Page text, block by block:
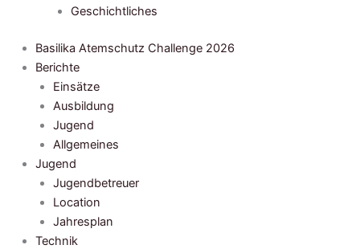
Geschichtliches
Basilika Atemschutz Challenge 2026
Berichte
Einsätze
Ausbildung
Jugend
Allgemeines
Jugend
Jugendbetreuer
Location
Jahresplan
Technik